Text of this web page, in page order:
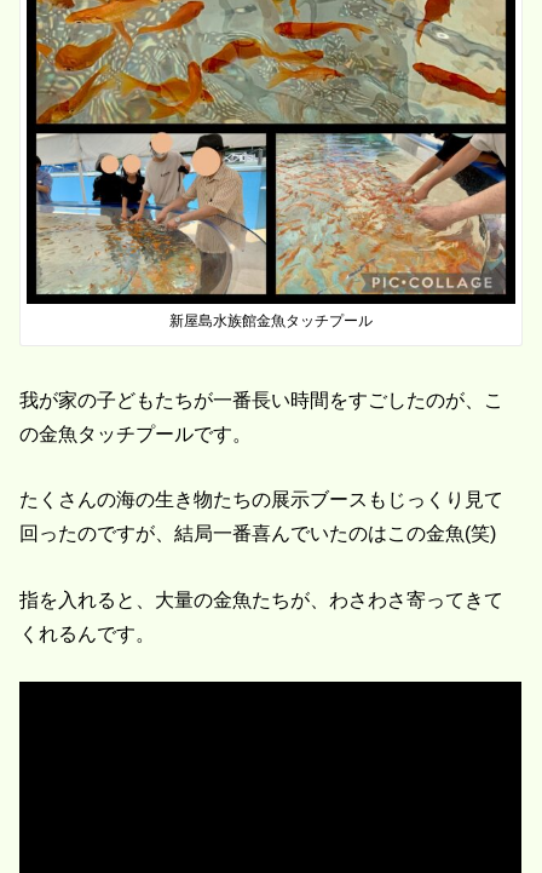
新屋島水族館金魚タッチプール
我が家の子どもたちが一番長い時間をすごしたのが、こ
の金魚タッチプールです。
たくさんの海の生き物たちの展示ブースもじっくり見て
回ったのですが、結局一番喜んでいたのはこの金魚(笑)
指を入れると、大量の金魚たちが、わさわさ寄ってきて
くれるんです。